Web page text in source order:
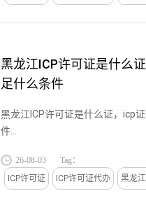
黑龙江ICP许可证是什么
足什么条件
黑龙江ICP许可证是什么证，icp
件...
26-08-03
Tag：
ICP许可证
ICP许可证代办 黑龙